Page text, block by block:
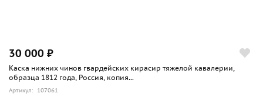
30 000 ₽
Каска нижних чинов гвардейских кирасир тяжелой кавалерии,
образца 1812 года, Россия, копия...
Артикул: 107061